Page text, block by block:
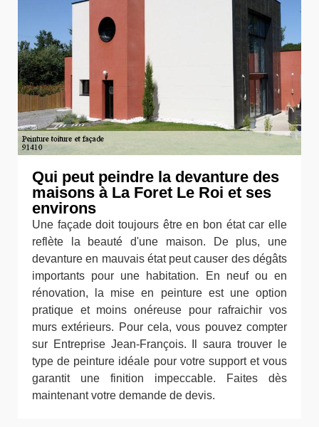
Qui peut peindre la devanture des
maisons à La Foret Le Roi et ses
environs
Une façade doit toujours être en bon état car elle
reflète la beauté d'une maison. De plus, une
devanture en mauvais état peut causer des dégâts
importants pour une habitation. En neuf ou en
rénovation, la mise en peinture est une option
pratique et moins onéreuse pour rafraichir vos
murs extérieurs. Pour cela, vous pouvez compter
sur Entreprise Jean-François. Il saura trouver le
type de peinture idéale pour votre support et vous
garantit une finition impeccable. Faites dès
maintenant votre demande de devis.